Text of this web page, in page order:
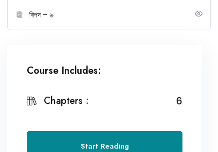
বিপদ – ৬
Course Includes:
Chapters : 6
Start Reading